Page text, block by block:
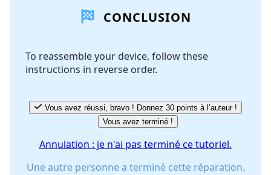
Ajouter un commentaire
Annuler Publier un commentaire
CONCLUSION
To reassemble your device, follow these
instructions in reverse order.
Vous avez réussi, bravo ! Donnez 30 points à l’auteur !
Vous avez terminé !
Annulation : je n'ai pas terminé ce tutoriel.
Une autre personne a terminé cette réparation.